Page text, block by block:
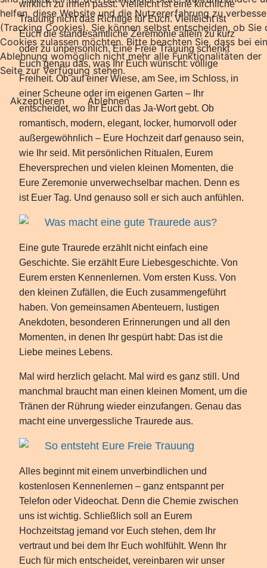
wirklich zu ihnen passt. Vielleicht ist eine kirchliche
Trauung nicht das Richtige für Euch. Vielleicht ist
Euch die standesamtliche Zeremonie allein zu kurz
oder zu unpersönlich. Eine Freie Trauung schenkt
Euch genau das, was Ihr Euch wünscht: völlige
Freiheit. Ob auf einer Wiese, am See, im Schloss, in
einer Scheune oder im eigenen Garten – Ihr
entscheidet, wo Ihr Euch das Ja-Wort gebt. Ob
romantisch, modern, elegant, locker, humorvoll oder
außergewöhnlich – Eure Hochzeit darf genauso sein,
wie Ihr seid. Mit persönlichen Ritualen, Eurem
Eheversprechen und vielen kleinen Momenten, die
Eure Zeremonie unverwechselbar machen. Denn es
ist Euer Tag. Und genauso soll er sich auch anfühlen.
Was macht eine gute Traurede aus?
Eine gute Traurede erzählt nicht einfach eine
Geschichte. Sie erzählt Eure Liebesgeschichte. Von
Eurem ersten Kennenlernen. Vom ersten Kuss. Von
den kleinen Zufällen, die Euch zusammengeführt
haben. Von gemeinsamen Abenteuern, lustigen
Anekdoten, besonderen Erinnerungen und all den
Momenten, in denen Ihr gespürt habt: Das ist die
Liebe meines Lebens.
Mal wird herzlich gelacht. Mal wird es ganz still. Und
manchmal braucht man einen kleinen Moment, um die
Tränen der Rührung wieder einzufangen. Genau das
macht eine unvergessliche Traurede aus.
So entsteht Eure Freie Trauung
Alles beginnt mit einem unverbindlichen und
kostenlosen Kennenlernen – ganz entspannt per
Telefon oder Videochat. Denn die Chemie zwischen
uns ist wichtig. Schließlich soll an Eurem
Hochzeitstag jemand vor Euch stehen, dem Ihr
vertraut und bei dem Ihr Euch wohlfühlt. Wenn Ihr
Euch für mich entscheidet, vereinbaren wir unser
helfen, diese Website und die Nutzererfahrung zu
(Tracking Cookies). Sie können selbst entscheiden, ob Sie
Cookies zulassen möchten. Bitte beachten Sie, dass bei
Ablehnung womöglich nicht mehr alle Funktionalitäten der
Seite zur Verfügung stehen.
Akzeptieren Ablehnen